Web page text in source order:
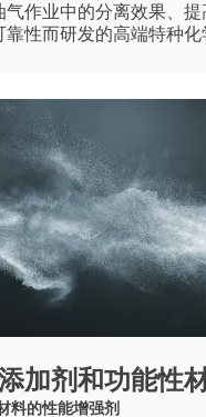
气作业中的分离效果、
性而研发的高端特种化
加剂和功能性
料的性能增强剂